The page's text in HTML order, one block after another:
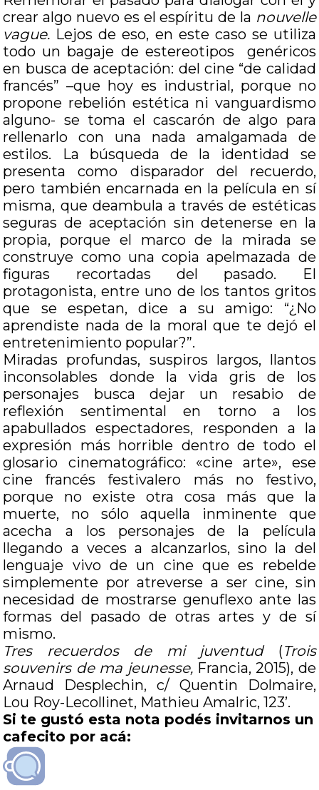
crear algo nuevo es el espíritu de la nouvelle
vague. Lejos de eso, en este caso se utiliza
todo un bagaje de estereotipos genéricos
en busca de aceptación: del cine “de calidad
francés” –que hoy es industrial, porque no
propone rebelión estética ni vanguardismo
alguno- se toma el cascarón de algo para
rellenarlo con una nada amalgamada de
estilos. La búsqueda de la identidad se
presenta como disparador del recuerdo,
pero también encarnada en la película en sí
misma, que deambula a través de estéticas
seguras de aceptación sin detenerse en la
propia, porque el marco de la mirada se
construye como una copia apelmazada de
figuras recortadas del pasado. El
protagonista, entre uno de los tantos gritos
que se espetan, dice a su amigo: “¿No
aprendiste nada de la moral que te dejó el
entretenimiento popular?”.
Miradas profundas, suspiros largos, llantos
inconsolables donde la vida gris de los
personajes busca dejar un resabio de
reflexión sentimental en torno a los
apabullados espectadores, responden a la
expresión más horrible dentro de todo el
glosario cinematográfico: «cine arte», ese
cine francés festivalero más no festivo,
porque no existe otra cosa más que la
muerte, no sólo aquella inminente que
acecha a los personajes de la película
llegando a veces a alcanzarlos, sino la del
lenguaje vivo de un cine que es rebelde
simplemente por atreverse a ser cine, sin
necesidad de mostrarse genuflexo ante las
formas del pasado de otras artes y de sí
mismo.
Tres recuerdos de mi juventud(Trois
souvenirs de ma jeunesse,Francia, 2015), de
Arnaud Desplechin, c/ Quentin Dolmaire,
Lou Roy-Lecollinet, Mathieu Amalric, 123’.
Si te gustó esta nota podés invitarnos un
cafecito por acá: